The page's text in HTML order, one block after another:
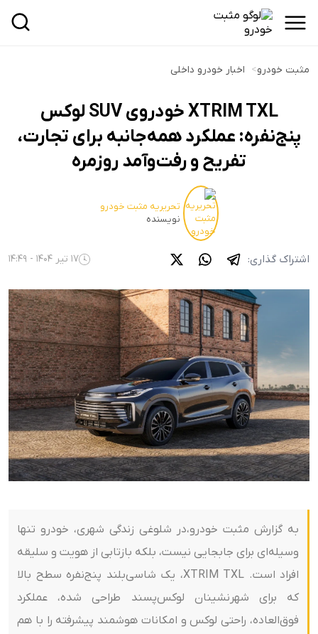
مثبت خودرو> اخبار خودرو داخلی
XTRIM TXL خودروی SUV لوکس
پنج‌نفره: عملکرد همه‌جانبه برای تجارت،
تفریح و رفت‌و‌آمد روزمره
تحریریه مثبت خودرو
نویسنده
اشتراک گذاری: 17 تیر 1404 - 14:49
به گزارش مثبت خودرو،در شلوغی زندگی شهری، خودرو تنها
وسیله‌ای برای جابجایی نیست، بلکه بازتابی از هویت و سلیقه
افراد است. XTRIM TXL، یک شاسی‌بلند پنج‌نفره سطح بالا
که برای شهرنشینان لوکس‌پسند طراحی شده، عملکرد
فوق‌العاده، راحتی لوکس و امکانات هوشمند پیشرفته را با هم